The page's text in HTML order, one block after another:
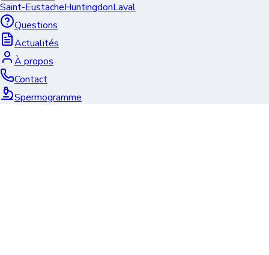
Saint-EustacheHuntingdonLaval
Questions
Actualités
À propos
Contact
Spermogramme